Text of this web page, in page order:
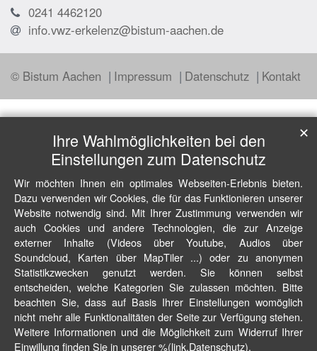
0241 4462120
info.vwz-erkelenz@bistum-aachen.de
© Bistum Aachen Impressum Datenschutz Kontakt
Ihre Wahlmöglichkeiten bei den
Einstellungen zum Datenschutz
Wir möchten Ihnen ein optimales Webseiten-Erlebnis bieten.
Dazu verwenden wir Cookies, die für das Funktionieren unserer
Website notwendig sind. Mit Ihrer Zustimmung verwenden wir
auch Cookies und andere Technologien, die zur Anzeige
externer Inhalte (Videos über Youtube, Audios über
Soundcloud, Karten über MapTiler ...) oder zu anonymen
Statistikzwecken genutzt werden. Sie können selbst
entscheiden, welche Kategorien Sie zulassen möchten. Bitte
beachten Sie, dass auf Basis Ihrer Einstellungen womöglich
nicht mehr alle Funktionalitäten der Seite zur Verfügung stehen.
Weitere Informationen und die Möglichkeit zum Widerruf Ihrer
Einwillung finden Sie in unserer %(link.Datenschutz).
✕